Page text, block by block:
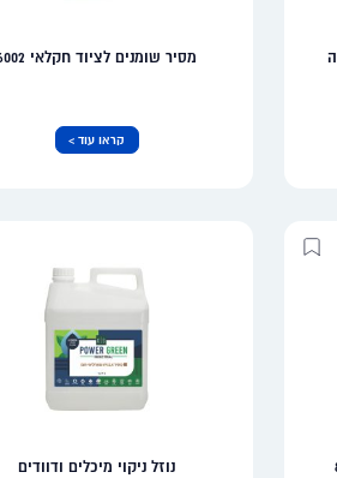
מסיר שומנים לציוד חקלאי 6002
קראו עוד >
נוזל ניקוי מיכלים ודוודים